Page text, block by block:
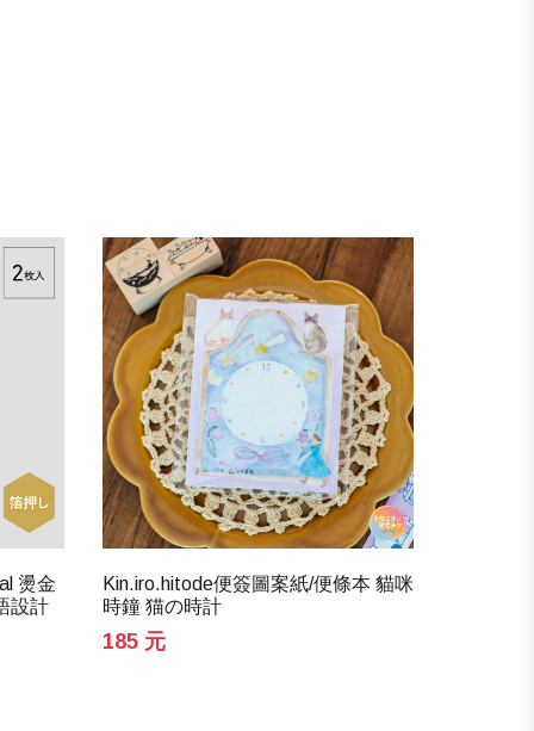
燙金
設計
Kin.iro.hitode便簽圖案紙/便條本 貓咪
時鐘 猫の時計
185 元